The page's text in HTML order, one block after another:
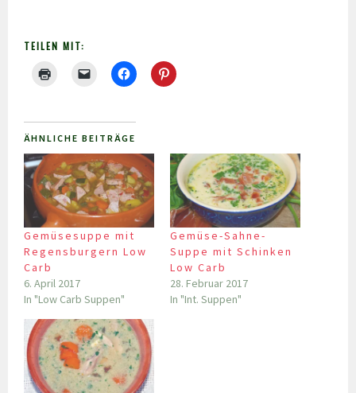
TEILEN MIT:
ÄHNLICHE BEITRÄGE
Gemüsesuppe mit
Regensburgern Low
Carb
6. April 2017
In "Low Carb Suppen"
Gemüse-Sahne-
Suppe mit Schinken
Low Carb
28. Februar 2017
In "Int. Suppen"